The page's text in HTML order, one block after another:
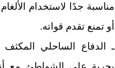
مناسبة جدًا لاستخدام
أو تمنع تقدم قواته.
ـ الدفاع الساحلي